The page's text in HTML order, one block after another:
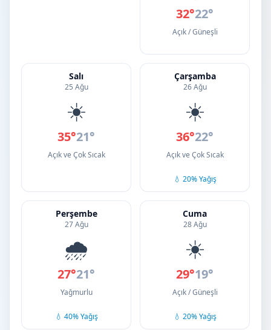
32°22°
Açık / Güneşli
Salı
25 Ağu
☀️
35°21°
Açık ve Çok Sıcak
Çarşamba
26 Ağu
☀️
36°22°
Açık ve Çok Sıcak
💧 20% Yağış
Perşembe
27 Ağu
🌧️
27°21°
Yağmurlu
💧 40% Yağış
Cuma
28 Ağu
☀️
29°19°
Açık / Güneşli
💧 20% Yağış